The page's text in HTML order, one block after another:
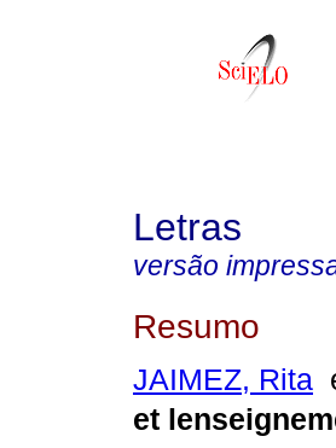
Letras
versão
Resumo
JAIMEZ, Rita
et